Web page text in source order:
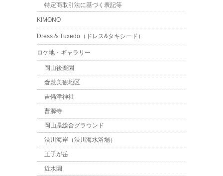
特定商取引法に基づく表記等
KIMONO
Dress & Tuxedo（ドレス&タキシード）
ロケ地・ギャラリー
岡山後楽園
倉敷美観地区
吉備津神社
曹源寺
岡山県総合グラウンド
渋川海岸（渋川海水浴場）
王子が岳
近水園